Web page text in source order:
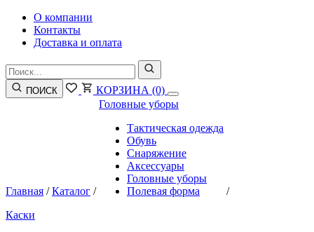
О компании
Контакты
Доставка и оплата
ПОИСК КОРЗИНА (0)
Главная /Каталог /
Головные уборы
Тактическая одежда
Обувь
Снаряжение
Аксессуары
Головные уборы
Полевая форма
/
Каски